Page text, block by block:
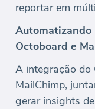
reportar em
Automatizando
Octoboard e
A integração do
MailChimp,
gerar insights